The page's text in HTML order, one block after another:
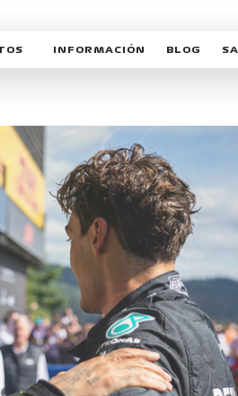
INFORMACIÓN
DERECHO DE PRIMERA
REFORESTEMOS JUNTOS
MOTORSPORT ACADEMY
VOLUNTARIOS
EXPOSICIÓN FOTOGRÁFICA
CAMPEONATO
PATROCINADORES
LEGALES TICKETMASTER
BLOG